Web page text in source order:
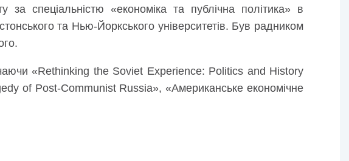
спеціальністю «економіка та публічна політика» в
та Нью-Йоркського університетів. Був радником
«Rethinking the Soviet Experience: Politics and History
of Post-Communist Russia», «Американське економічне